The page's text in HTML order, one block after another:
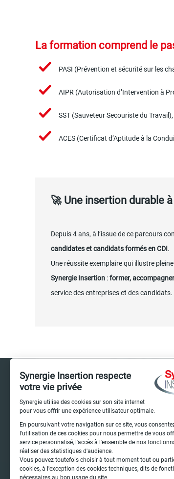
La formation comprend le
PASI (Prévention et sécurité sur les
AIPR (Autorisation d’Intervention à
SST (Sauveteur Secouriste du Travail),
ACES (Certificat d’Aptitude à la
🚀 Une insertion durable
Depuis 4 ans, à l’issue de ce parcours
candidates et candidats formés en CDI.
Une réussite exemplaire qui illustre
Synergie Insertion :former,
service des entreprises et des candidats.
Description